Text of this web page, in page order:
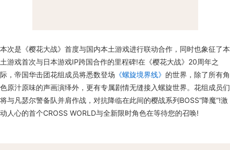
本次是《樱花大战》首度与国内本土游戏进行联动合作，同时也象征了本
土游戏首次与日本游戏IP跨国合作的里程碑!在《樱花大战》20周年之
际，帝国华击团花组成员将悉数登场 《螺旋境界线》 的世界，除了所有角
色原汁原味的声画演绎外，更有专属剧情无缝接入螺旋世界。花组成员们
将与凡瑟尔警备队并肩作战，对抗降临在此间的樱战系列BOSS“降魔”!激
动人心的首个CROSS WORLD与全新限时角色在等待您的召唤!